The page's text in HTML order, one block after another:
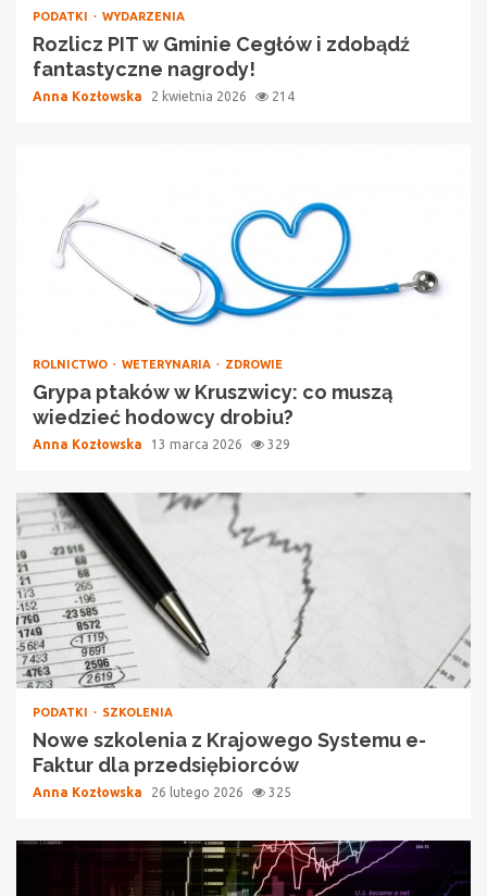
PODATKI WYDARZENIA
Rozlicz PIT w Gminie Cegłów i zdobądź
fantastyczne nagrody!
Anna Kozłowska 2 kwietnia 2026 214
ROLNICTWO WETERYNARIA ZDROWIE
Grypa ptaków w Kruszwicy: co muszą
wiedzieć hodowcy drobiu?
Anna Kozłowska 13 marca 2026 329
PODATKI SZKOLENIA
Nowe szkolenia z Krajowego Systemu e-
Faktur dla przedsiębiorców
Anna Kozłowska 26 lutego 2026 325